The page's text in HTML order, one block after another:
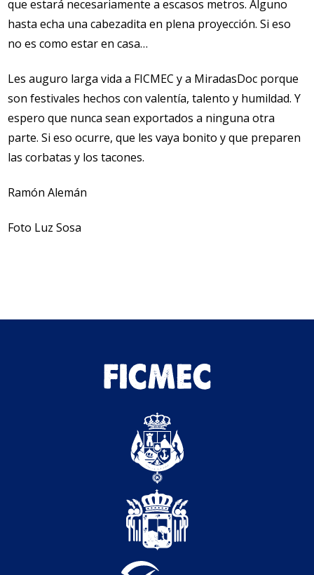
que estará necesariamente a escasos metros. Alguno
hasta echa una cabezadita en plena proyección. Si eso
no es como estar en casa…
Les auguro larga vida a FICMEC y a MiradasDoc porque
son festivales hechos con valentía, talento y humildad. Y
espero que nunca sean exportados a ninguna otra
parte. Si eso ocurre, que les vaya bonito y que preparen
las corbatas y los tacones.
Ramón Alemán
Foto Luz Sosa